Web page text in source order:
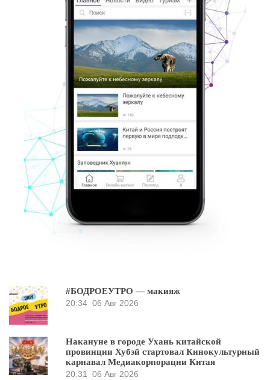
#БОДРОЕУТРО — макияж
20:34 06 Авг 2026
Накануне в городе Ухань китайской
провинции Хубэй стартовал Кинокультурный
карнавал Медиакорпорации Китая
20:31
06 Авг 2026